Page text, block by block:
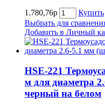
1.780,76р
Купить
Выбрать для
Добавить в Личный
HSE-221
м для диаметра
черный на белом